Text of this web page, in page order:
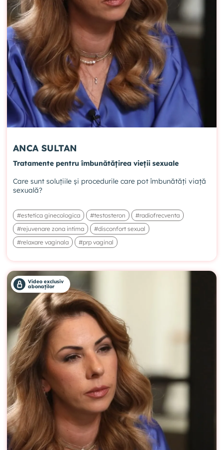
ANCA SULTAN
Tratamente pentru îmbunătățirea vieții sexuale
Care sunt soluțiile și procedurile care pot îmbunătăți viață
sexuală?
#estetica ginecologica #testosteron
#radiofrecventa
#rejuvenare zona intima
#disconfort sexual
#relaxare vaginala
#prp vaginal
Video exclusiv
abonaților